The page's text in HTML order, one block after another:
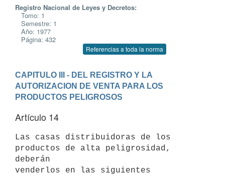
Registro Nacional de Leyes y Decretos:
Tomo: 1
Semestre: 1
Año: 1977
Página: 432
Referencias a toda la norma
CAPITULO III - DEL REGISTRO Y LA
AUTORIZACION DE VENTA PARA LOS
PRODUCTOS PELIGROSOS
Artículo 14
Las casas distribuidoras de los
productos de alta peligrosidad,
deberán
venderlos en las siguientes